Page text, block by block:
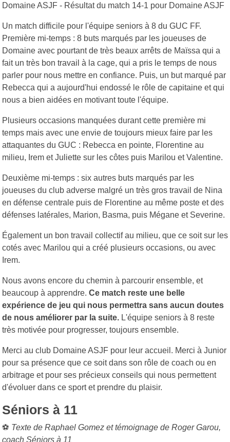
Domaine ASJF - Résultat du match 14-1 pour Domaine ASJF
Un match difficile pour l'équipe seniors à 8 du GUC FF.
Première mi-temps : 8 buts marqués par les joueuses de
Domaine avec pourtant de très beaux arrêts de Maïssa qui a
fait un très bon travail à la cage, qui a pris le temps de nous
parler pour nous mettre en confiance. Puis, un but marqué par
Rebecca qui a aujourd'hui endossé le rôle de capitaine et qui
nous a bien aidées en motivant toute l'équipe.
Plusieurs occasions manquées durant cette première mi
temps mais avec une envie de toujours mieux faire par les
attaquantes du GUC : Rebecca en pointe, Florentine au
milieu, Irem et Juliette sur les côtes puis Marilou et Valentine.
Deuxième mi-temps : six autres buts marqués par les
joueuses du club adverse malgré un très gros travail de Nina
en défense centrale puis de Florentine au même poste et des
défenses latérales, Marion, Basma, puis Mégane et Severine.
Également un bon travail collectif au milieu, que ce soit sur les
cotés avec Marilou qui a créé plusieurs occasions, ou avec
Irem.
Nous avons encore du chemin à parcourir ensemble, et
beaucoup à apprendre. Ce match reste une belle
expérience de jeu qui nous permettra sans aucun doutes
de nous améliorer par la suite. L'équipe seniors à 8 reste
très motivée pour progresser, toujours ensemble.
Merci au club Domaine ASJF pour leur accueil. Merci à Junior
pour sa présence que ce soit dans son rôle de coach ou en
arbitrage et pour ses précieux conseils qui nous permettent
d'évoluer dans ce sport et prendre du plaisir.
Séniors à 11
⚽ Texte de Raphael Gomez et témoignage de Roger Garou,
coach Séniors à 11